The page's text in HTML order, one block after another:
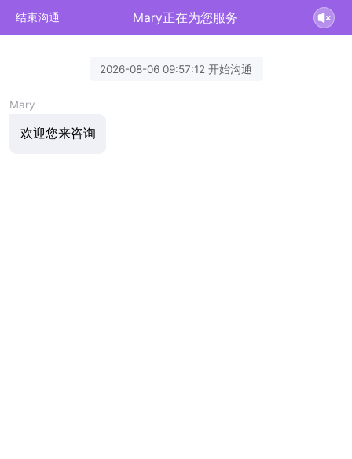
结束沟通 Mary正在为您服务
2026-08-06 09:57:12 开始沟通
Mary
欢迎您来咨询